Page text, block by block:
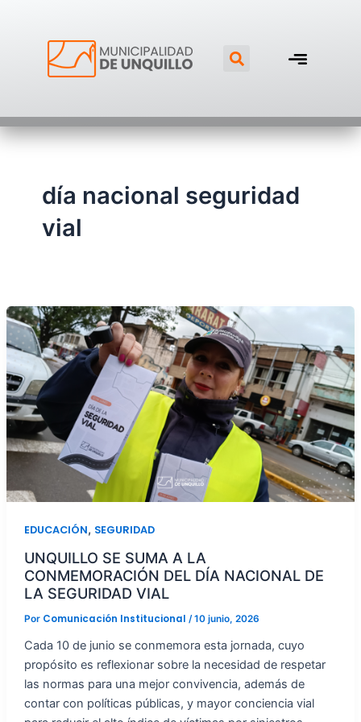
contenido
Search
día nacional seguridad
vial
EDUCACIÓN, SEGURIDAD
UNQUILLO SE SUMA A LA
CONMEMORACIÓN DEL DÍA NACIONAL DE
LA SEGURIDAD VIAL
Por Comunicación Institucional /10 junio, 2026
Cada 10 de junio se conmemora esta jornada, cuyo
propósito es reflexionar sobre la necesidad de respetar
las normas para una mejor convivencia, además de
contar con políticas públicas, y mayor conciencia vial